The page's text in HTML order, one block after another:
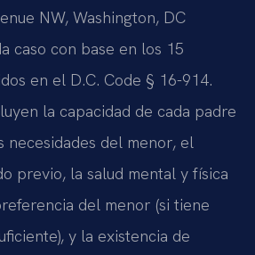
NW, Washington, DC
caso con base en los 15
en el D.C. Code § 16-914.
la capacidad de cada padre
necesidades del menor, el
previo, la salud mental y física
del menor (si tiene
y la existencia de